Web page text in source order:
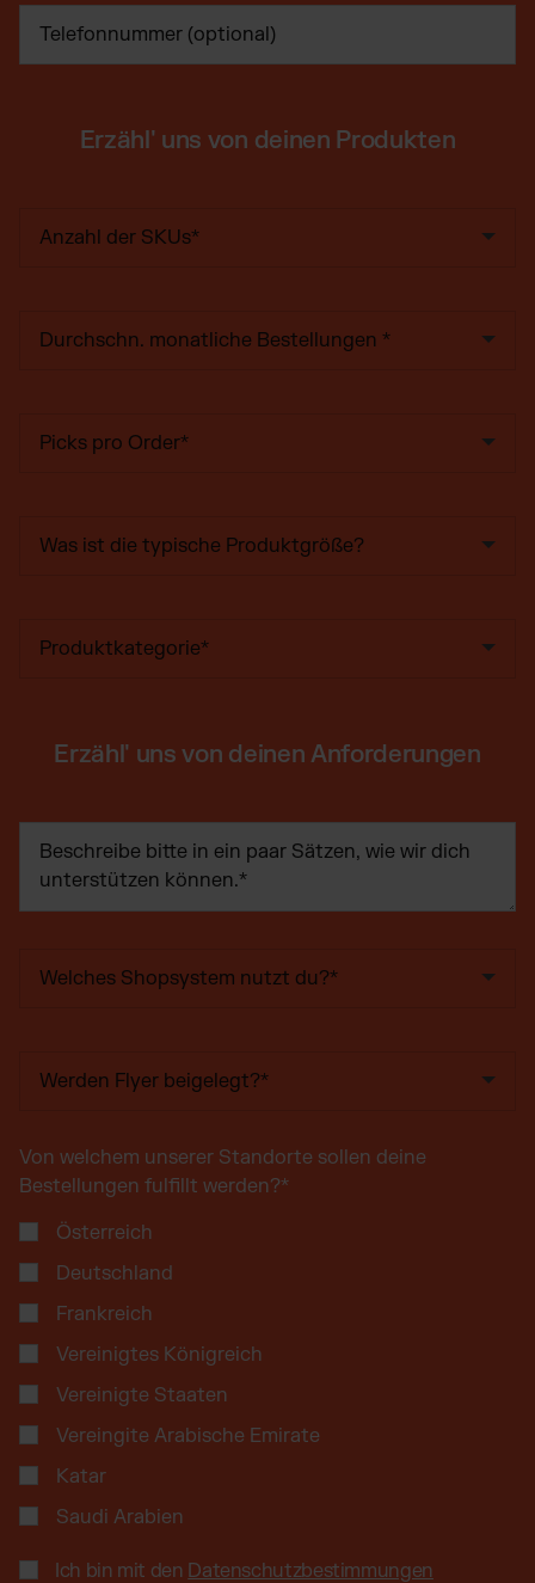
Erzähl' uns von deinen Produkten
Erzähl' uns von deinen Anforderungen
Von welchem unserer Standorte sollen deine
Bestellungen fulfillt werden?*
Österreich
Deutschland
Frankreich
Vereinigtes Königreich
Vereinigte Staaten
Vereingite Arabische Emirate
Katar
Saudi Arabien
Ich bin mit den Datenschutzbestimmungen